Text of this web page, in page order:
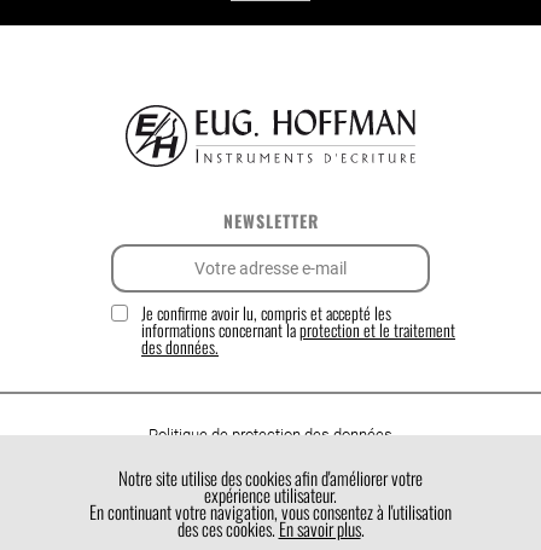
NEWSLETTER
Je confirme avoir lu, compris et accepté les
informations concernant laprotection et le traitement
des données.
Politique de protection des données
Politique de cookies
Conditions générales de vente
Notre site utilise des cookies afin d'améliorer votre
expérience utilisateur.
En continuant votre navigation, vous consentez à l'utilisation
des ces cookies.En savoir plus.